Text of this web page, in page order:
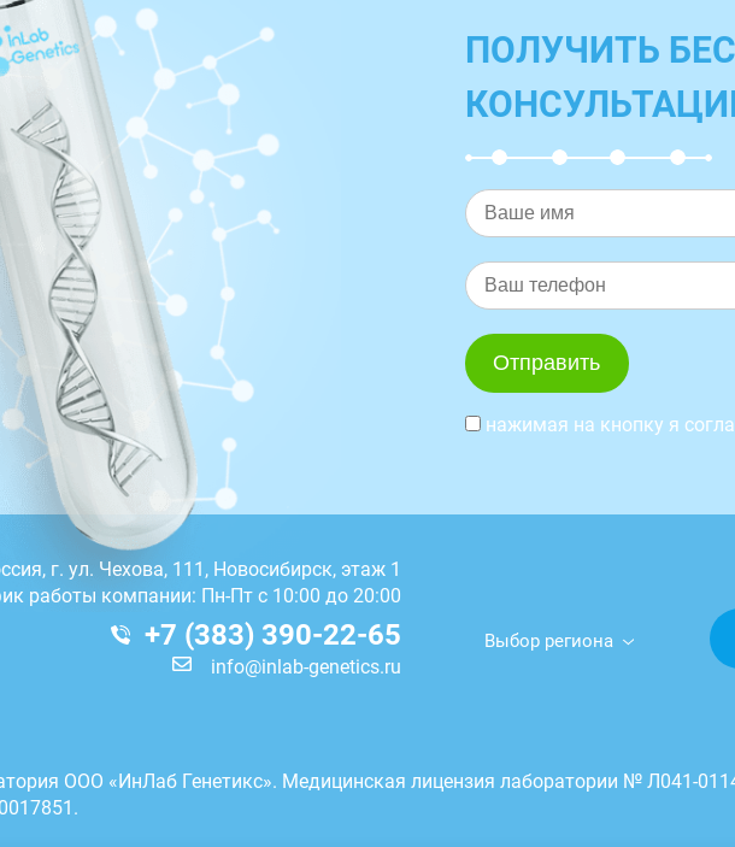
ПОЛУЧИТЬ
нажимая на кнопку я
г.ул. Чехова, 111, Новосибирск, этаж 1
работы компании: Пн-Пт с 10:00 до 20:00
+7 (383) 390-22-65
info@inlab-genetics.ru
Выбор региона
ООО «ИнЛаб Генетикс». Медицинская лицензия лаборатории № Л041-